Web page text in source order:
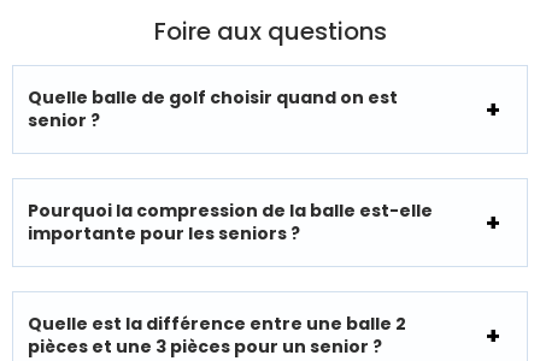
Foire aux questions
Quelle balle de golf choisir quand on est
senior ?
Pourquoi la compression de la balle est-elle
importante pour les seniors ?
Quelle est la différence entre une balle 2
pièces et une 3 pièces pour un senior ?